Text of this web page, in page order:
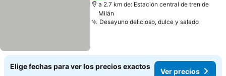
a 2.7 km de: Estación central de tren de
Milán
Desayuno delicioso, dulce y saladoVer
Elige fechas para ver los precios exactos
Ver precios